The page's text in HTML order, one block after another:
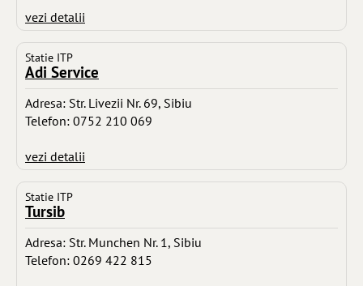
vezi detalii
Statie ITP
Adi Service
Adresa: Str. Livezii Nr. 69, Sibiu
Telefon: 0752 210 069
vezi detalii
Statie ITP
Tursib
Adresa: Str. Munchen Nr. 1, Sibiu
Telefon: 0269 422 815